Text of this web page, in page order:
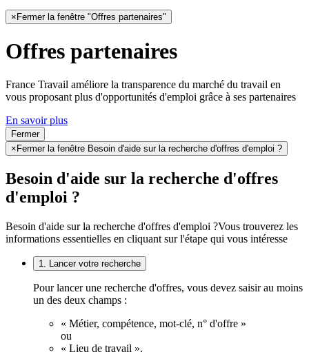
×Fermer la fenêtre "Offres partenaires"
Offres partenaires
France Travail améliore la transparence du marché du travail en
vous proposant plus d'opportunités d'emploi grâce à ses partenaires
En savoir plus
Fermer
× Fermer la fenêtre Besoin d'aide sur la recherche d'offres d'emploi ?
Besoin d'aide sur la recherche d'offres
d'emploi ?
Besoin d'aide sur la recherche d'offres d'emploi ?Vous trouverez les
informations essentielles en cliquant sur l'étape qui vous intéresse
1. Lancer votre recherche
Pour lancer une recherche d'offres, vous devez saisir au moins
un des deux champs :
« Métier, compétence, mot-clé, n° d'offre »
ou
« Lieu de travail ».